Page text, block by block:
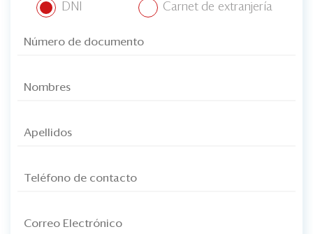
DNI Carnet de extranjería